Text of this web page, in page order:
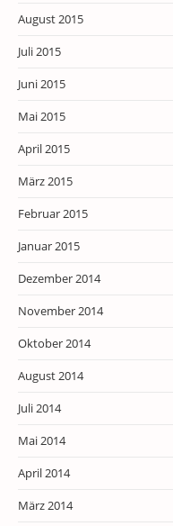
August 2015
Juli 2015
Juni 2015
Mai 2015
April 2015
März 2015
Februar 2015
Januar 2015
Dezember 2014
November 2014
Oktober 2014
August 2014
Juli 2014
Mai 2014
April 2014
März 2014